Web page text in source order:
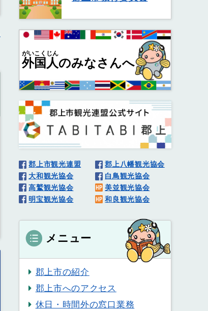
外国人
がいこくじん
のみなさんへ
郡上市観光連盟
郡上八幡観光協会
大和観光協会
白鳥観光協会
高鷲観光協会
美並観光協会
明宝観光協会
和良観光協会
メニュー
郡上市の紹介
郡上市へのアクセス
休日・時間外の窓口業務